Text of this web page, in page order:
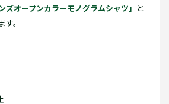
ズオープンカラーモノグラムシャツ」 と
す。